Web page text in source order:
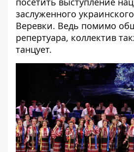
заслуженного
Веревки. Ведь помимо
репертуара, коллектив
танцует.